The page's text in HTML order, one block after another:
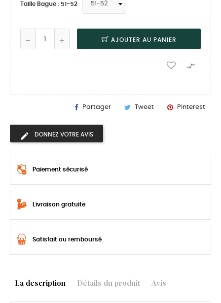
Taille Bague : 51-52
AJOUTER AU PANIER

Partager Tweet Pinterest
DONNEZ VOTRE AVIS
Paiement sécurisé
Livraison gratuite
Satisfait ou remboursé
La description Détails du produit Avis